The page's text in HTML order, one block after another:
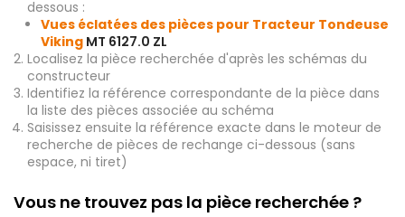
dessous :
Vues éclatées des pièces pour Tracteur Tondeuse
Viking MT 6127.0 ZL
Localisez la pièce recherchée d'après les schémas du
constructeur
Identifiez la référence correspondante de la pièce dans
la liste des pièces associée au schéma
Saisissez ensuite la référence exacte dans le moteur de
recherche de pièces de rechange ci-dessous (sans
espace, ni tiret)
Vous ne trouvez pas la pièce recherchée ?